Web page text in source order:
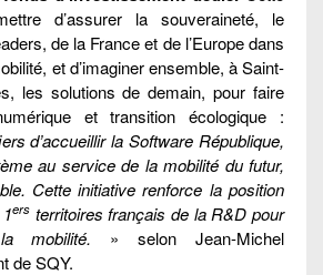
d’assurer la souveraineté, le
de la France et de l’Europe dans
et d’imaginer ensemble, à Saint-
les solutions de demain, pour faire
et transition écologique :
d’accueillir la Software République,
au service de la mobilité du futur,
Cette initiative renforce la position
ersterritoires français de la R&D pour
mobilité. » selon Jean-Michel
de SQY.